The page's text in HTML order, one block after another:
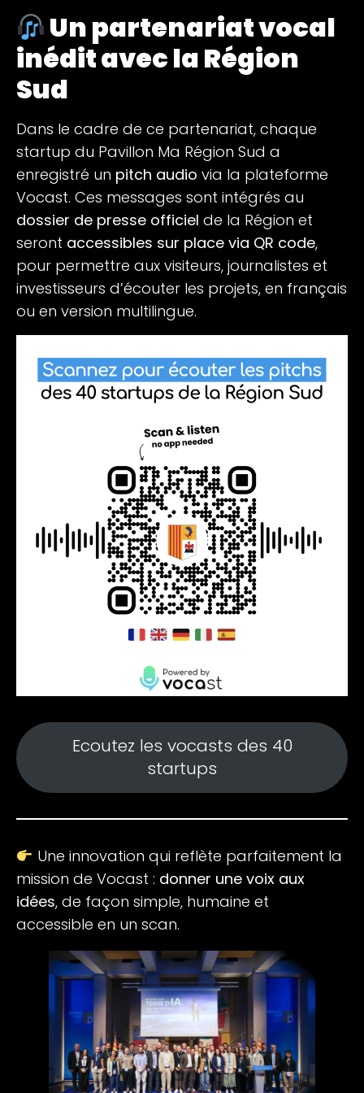
Un partenariat vocal
inédit avec la Région
Sud
Dans le cadre de ce partenariat, chaque
startup du Pavillon Ma Région Sud a
enregistré un pitch audio via la plateforme
Vocast. Ces messages sont intégrés au
dossier de presse officiel de la Région et
seront accessibles sur place via QR code,
pour permettre aux visiteurs, journalistes et
investisseurs d’écouter les projets, en français
ou en version multilingue.
Ecoutez les vocasts des 40
startups
Une innovation qui reflète parfaitement la
mission de Vocast : donner une voix aux
idées, de façon simple, humaine et
accessible en un scan.